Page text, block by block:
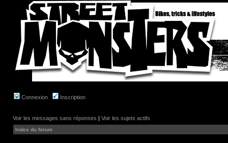
Connexion Inscription
Voir les messages sans réponses | Voir les sujets actifs
Index du forum